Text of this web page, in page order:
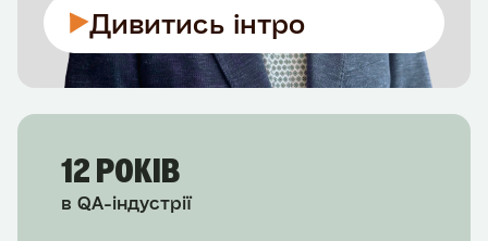
Дивитись інтро
12 РОКІВ
в QA-індустрії